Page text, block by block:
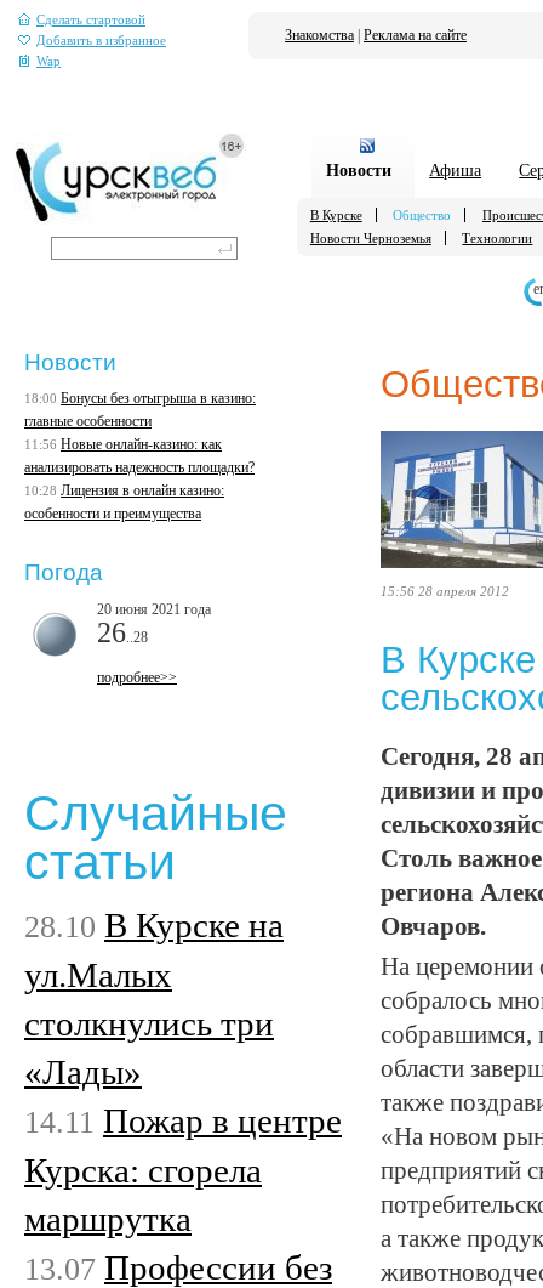
Сделать стартовой
Добавить в избранное
Wap
Знакомства Реклама на сайте
Новости Афиша
В Курске Общество
Новости Черноземья
Технологии
15:56 28 апреля 2012
В
Сегодня, 28
дивизии и
Столь
региона
Овчаров.
На церемонии
собралось
собравшимся,
области
также
«На новом
предприятий
а также
Новости
18:00 Бонусы без отыгрыша в казино:
главные особенности
11:56 Новые онлайн-казино: как
анализировать надежность площадки?
10:28 Лицензия в онлайн казино:
особенности и преимущества
Погода
20 июня 2021 года
26 ..28
подробнее>>
Случайные
статьи
28.10 В Курске на
ул.Малых
столкнулись три
«Лады»
14.11 Пожар в центре
Курска: сгорела
маршрутка
13.07 Профессии без